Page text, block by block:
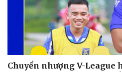
Chuyển nhượng V-League